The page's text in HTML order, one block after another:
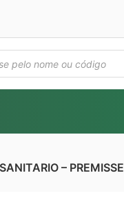
– PREMISSE